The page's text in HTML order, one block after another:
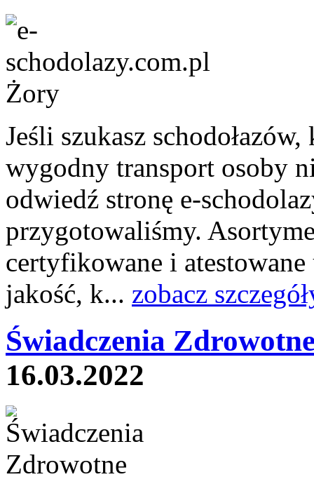
Jeśli szukasz
wygodny transport osoby
odwiedź stronę e-
przygotowaliśmy.
certyfikowane i
jakość, k... zobacz
Świadczenia
16.03.2022